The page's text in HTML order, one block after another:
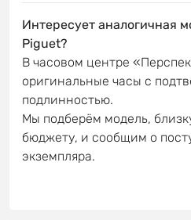
Интересует аналогичная
Piguet?
В часовом центре
оригинальные часы с
подлинностью.
Мы подберём модель,
бюджету, и сообщим о
экземпляра.